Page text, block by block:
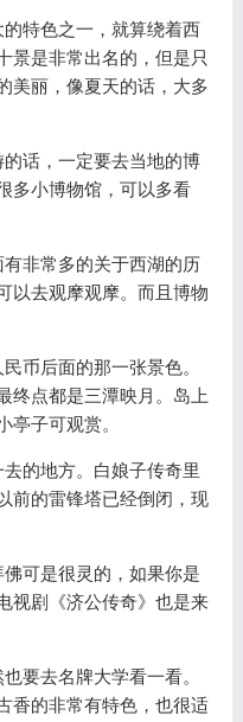
特色之一，就算绕着西
景是非常出名的，但是只
美丽，像夏天的话，大多
话，一定要去当地的博
多小博物馆，可以多看
非常多的关于西湖的历
以去观摩观摩。而且博物
币后面的那一张景色。
终点都是三潭映月。岛上
亭子可观赏。
的地方。白娘子传奇里
前的雷锋塔已经倒闭，现
可是很灵的，如果你是
视剧《济公传奇》也是来
要去名牌大学看一看。
香的非常有特色，也很适